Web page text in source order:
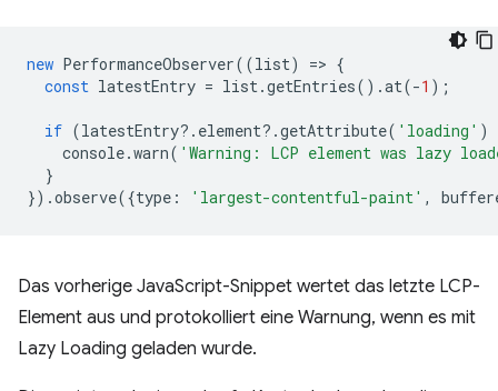
new PerformanceObserver((list) => {
const latestEntry = list.getEntries().at(-1 );
if (latestEntry? . element? .getAttribute( 'loading' )
console.warn( 'Warning: LCP element was lazy
}
}).observe({type : 'largest-contentful-paint' ,
Das vorherige JavaScript-Snippet wertet das letzte LCP-
Element aus und protokolliert eine Warnung, wenn es mit
Lazy Loading geladen wurde.